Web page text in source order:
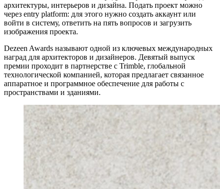
архитектуры, интерьеров и дизайна. Подать проект можно
через entry platform: для этого нужно создать аккаунт или
войти в систему, ответить на пять вопросов и загрузить
изображения проекта.
Dezeen Awards называют одной из ключевых международных
наград для архитекторов и дизайнеров. Девятый выпуск
премии проходит в партнерстве с Trimble, глобальной
технологической компанией, которая предлагает связанное
аппаратное и программное обеспечение для работы с
пространствами и зданиями.